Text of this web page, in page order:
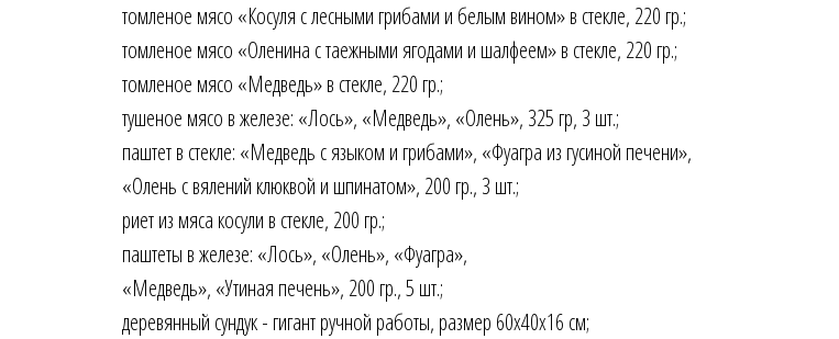
томленое мясо «Косуля с лесными грибами и белым вином» в стекле, 220 гр.;
томленое мясо «Оленина с таежными ягодами и шалфеем» в стекле, 220 гр.;
томленое мясо «Медведь» в стекле, 220 гр.;
тушеное мясо в железе: «Лось», «Медведь», «Олень», 325 гр, 3 шт.;
паштет в стекле: «Медведь с языком и грибами», «Фуагра из гусиной печени»,
«Олень с вялений клюквой и шпинатом», 200 гр., 3 шт.;
риет из мяса косули в стекле, 200 гр.;
паштеты в железе: «Лось», «Олень», «Фуагра»,
«Медведь», «Утиная печень», 200 гр., 5 шт.;
деревянный сундук - гигант ручной работы, размер 60х40х16 см;